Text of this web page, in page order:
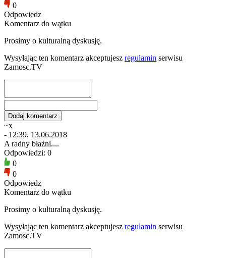
0
Odpowiedz
Komentarz do wątku
Prosimy o kulturalną dyskusję.
Wysyłając ten komentarz akceptujesz regulamin serwisu
Zamosc.TV
~x
- 12:39, 13.06.2018
A radny błażni....
Odpowiedzi: 0
0
0
Odpowiedz
Komentarz do wątku
Prosimy o kulturalną dyskusję.
Wysyłając ten komentarz akceptujesz regulamin serwisu
Zamosc.TV